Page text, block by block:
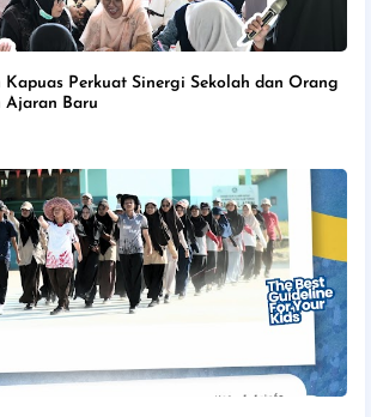
Kapuas Perkuat Sinergi Sekolah dan Orang
Ajaran Baru